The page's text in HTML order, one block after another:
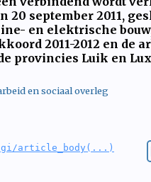
september 2011,
en elektrische
2011-2012 en de
provincies Luik en
en sociaal overleg
article_body(...)